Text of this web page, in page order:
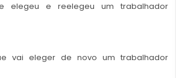
elegeu e reelegeu um trabalhador
vai eleger de novo um trabalhador